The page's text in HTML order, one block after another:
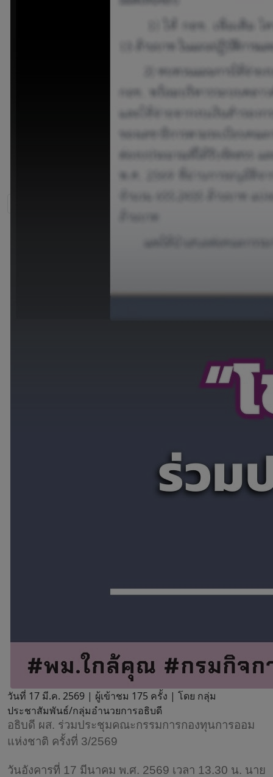
วันที่ 17 มี.ค. 2569 | ผู้เข้าชม 175 ครั้ง | โดย กลุ่ม
ประชาสัมพันธ์/กลุ่มอำนวยการอธิบดี
อธิบดี ผส. ร่วมประชุมคณะกรรมการกองทุนการออม
แห่งชาติ ครั้งที่ 3/2569
วันอังคารที่ 17 มีนาคม พ.ศ. 2569 เวลา 13.30 น. นาย